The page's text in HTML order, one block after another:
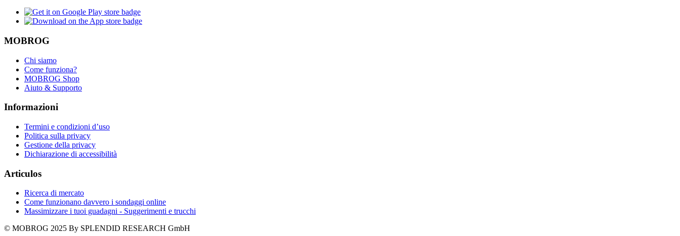
MOBROG
Chi siamo
Come funziona?
MOBROG Shop
Aiuto & Supporto
Informazioni
Termini e condizioni d’uso
Politica sulla privacy
Gestione della privacy
Dichiarazione di accessibilità
Articulos
Ricerca di mercato
Come funzionano davvero i sondaggi online
Massimizzare i tuoi guadagni - Suggerimenti e trucchi
© MOBROG 2025 By SPLENDID RESEARCH GmbH